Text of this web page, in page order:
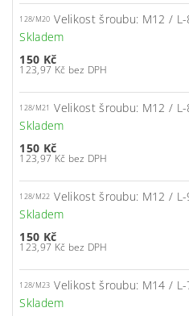
128/M20 Velikost šroubu: M12 /
Skladem
150 Kč
123,97 Kč bez DPH
128/M21
Velikost šroubu: M12 /
Skladem
150 Kč
123,97 Kč bez DPH
128/M22 Velikost šroubu: M12 /
Skladem
150 Kč
123,97 Kč bez DPH
128/M23 Velikost šroubu: M14 /
Skladem